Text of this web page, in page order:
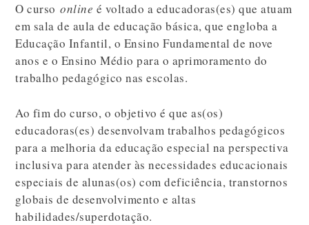
O cursoonline é voltado a educadoras(es) que atuam
em sala de aula de educação básica, que engloba a
Educação Infantil, o Ensino Fundamental de nove
anos e o Ensino Médio para o aprimoramento do
trabalho pedagógico nas escolas.
Ao fim do curso, o objetivo é que as(os)
educadoras(es) desenvolvam trabalhos pedagógicos
para a melhoria da educação especial na perspectiva
inclusiva para atender às necessidades educacionais
especiais de alunas(os) com deficiência, transtornos
globais de desenvolvimento e altas
habilidades/superdotação.